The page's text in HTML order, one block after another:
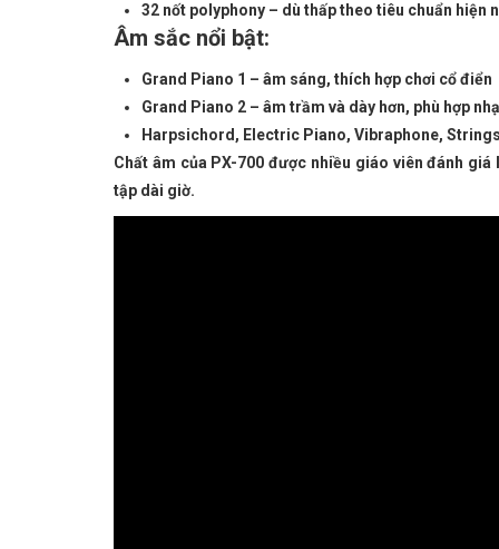
32 nốt polyphony – dù thấp theo tiêu chuẩn hiện
Âm sắc nổi bật:
Grand Piano 1 – âm sáng, thích hợp chơi cổ điển
Grand Piano 2 – âm trầm và dày hơn, phù hợp
Harpsichord, Electric Piano, Vibraphone,
Chất âm của PX-700 được nhiều giáo viên đánh
tập dài giờ.